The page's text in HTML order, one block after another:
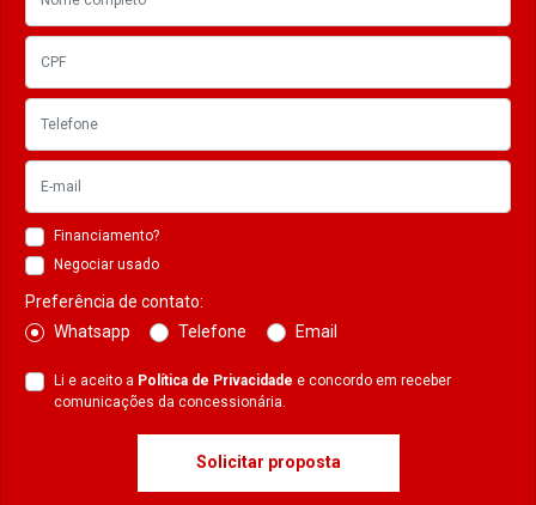
Financiamento?
Negociar usado
Preferência de contato:
Whatsapp
Telefone Email
Li e aceito a Política de Privacidade e concordo em receber
comunicações da concessionária.
Solicitar proposta